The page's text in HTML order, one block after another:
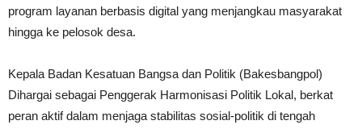
program layanan berbasis digital yang menjangkau masyarakat
hingga ke pelosok desa.
Kepala Badan Kesatuan Bangsa dan Politik (Bakesbangpol)
Dihargai sebagai Penggerak Harmonisasi Politik Lokal, berkat
peran aktif dalam menjaga stabilitas sosial-politik di tengah